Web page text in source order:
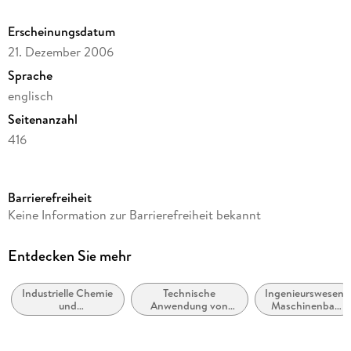
Hazards of Composites in Fire.
Erscheinungsdatum
21. Dezember 2006
Sprache
englisch
Seitenanzahl
416
Autor/Autorin
Verlag/Hersteller
Abbildungen
XII, 401 p.
Barrierefreiheit
Keine Information zur Barrierefreiheit bekannt
Entdecken Sie mehr
Industrielle Chemie
und
Chemietechnologie
Technische
Anwendung von
Polymeren und
Ingenieurswesen,
Maschinenbau
allgemein